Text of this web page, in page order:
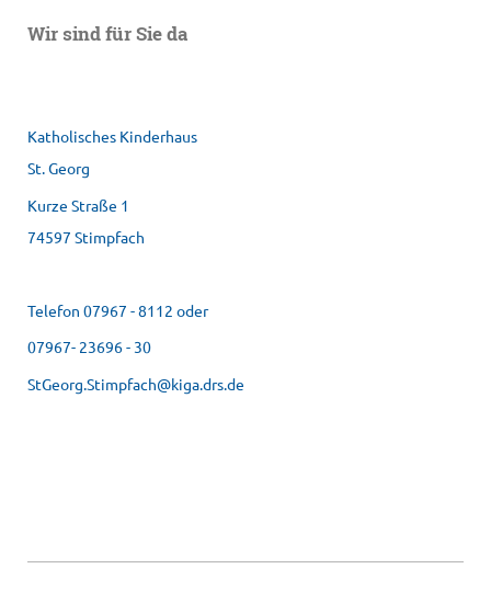
Wir sind für Sie da
Katholisches Kinderhaus
St. Georg
Kurze Straße 1
74597 Stimpfach
Telefon 07967 - 8112 oder
07967- 23696 - 30
StGeorg.Stimpfach@kiga.drs.de